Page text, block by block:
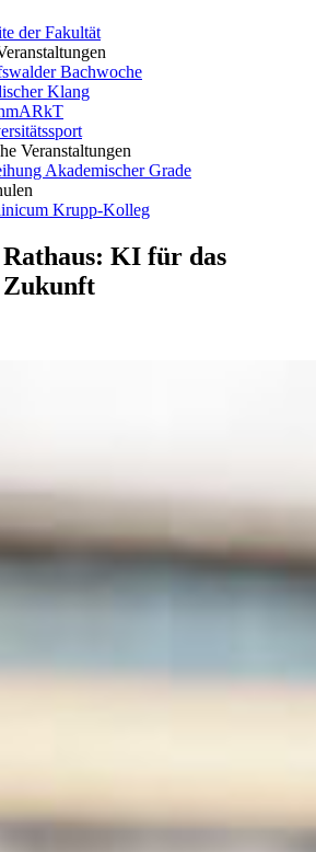
der Fakultät
Bachwoche
Klang
Veranstaltungen
Akademischer Grade
Krupp-Kolleg
KI für das
Zukunft